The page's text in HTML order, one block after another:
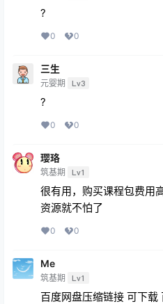
?
0 0
三生
元婴期 Lv3
?
0 0
璎珞
筑基期 Lv1
很有用，购买课程包费用
资源就不怕了
0 0
Me
筑基期 Lv1
百度网盘压缩链接 可下载